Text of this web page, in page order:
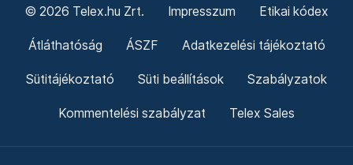
© 2026 Telex.hu Zrt. Impresszum Etikai kódex
Átláthatóság ÁSZF Adatkezelési tájékoztató
Sütitájékoztató Süti beállítások Szabályzatok
Kommentelési szabályzat Telex Sales